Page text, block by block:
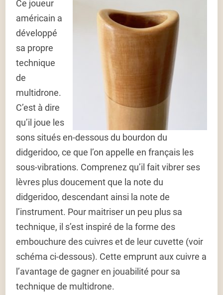
Ce joueur
américain a
développé
sa propre
technique
de
multidrone.
C’est à dire
qu’il joue les
sons situés en-dessous du bourdon du
didgeridoo, ce que l’on appelle en français les
sous-vibrations. Comprenez qu’il fait vibrer ses
lèvres plus doucement que la note du
didgeridoo, descendant ainsi la note de
l’instrument. Pour maitriser un peu plus sa
technique, il s’est inspiré de la forme des
embouchure des cuivres et de leur cuvette (voir
schéma ci-dessous). Cette emprunt aux cuivre a
l’avantage de gagner en jouabilité pour sa
technique de multidrone.